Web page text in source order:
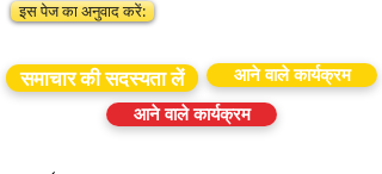
इस पेज का अनुवाद करें:
समाचार की सदस्यता लें
आने वाले कार्यक्रम
आने वाले कार्यक्रम